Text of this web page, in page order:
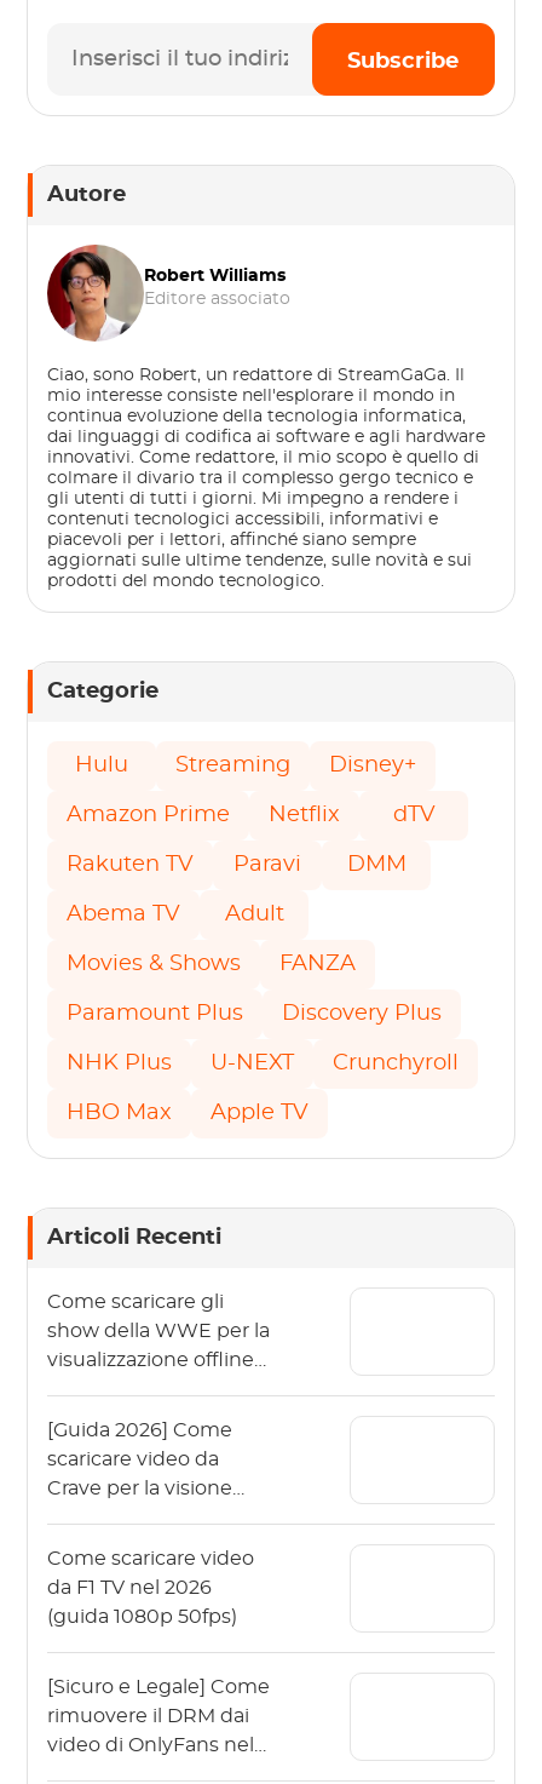
Subscribe
Autore
Robert Williams
Editore associato
Ciao, sono Robert, un redattore di StreamGaGa. Il
mio interesse consiste nell'esplorare il mondo in
continua evoluzione della tecnologia informatica,
dai linguaggi di codifica ai software e agli hardware
innovativi. Come redattore, il mio scopo è quello di
colmare il divario tra il complesso gergo tecnico e
gli utenti di tutti i giorni. Mi impegno a rendere i
contenuti tecnologici accessibili, informativi e
piacevoli per i lettori, affinché siano sempre
aggiornati sulle ultime tendenze, sulle novità e sui
prodotti del mondo tecnologico.
Categorie
Hulu Streaming Disney+
Amazon Prime Netflix dTV
Rakuten TV Paravi DMM
Abema TV Adult
Movies & Shows FANZA
Paramount Plus Discovery Plus
NHK Plus U-NEXT Crunchyroll
HBO Max Apple TV
Articoli Recenti
Come scaricare gli
show della WWE per la
visualizzazione offline
[Guida 2026] Come
scaricare video da
Crave per la visione
Come scaricare video
da F1 TV nel 2026
(guida 1080p 50fps)
[Sicuro e Legale] Come
rimuovere il DRM dai
video di OnlyFans nel